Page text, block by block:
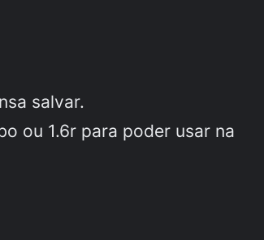
salvar.
ou 1.6r para poder usar na